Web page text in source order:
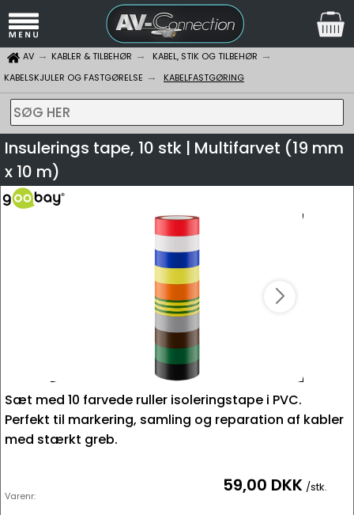
AV KABLER & TILBEHØR
KABEL, STIK OG TILBEHØR
KABELSKJULER OG FASTGØRELSE
KABELFASTGØRING
SØG HER
Insulerings tape, 10 stk | Multifarvet (19 mm
x 10 m)
Sæt med 10 farvede ruller isoleringstape i PVC.
Perfekt til markering, samling og reparation af kabler
med stærkt greb.
Varenr: 59,00 DKK /stk.